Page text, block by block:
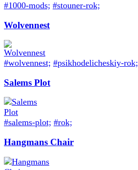
#1000-mods; #stouner-rok;
Wolvennest
#wolvennest; #psikhodelicheskiy-rok;
Salems Plot
#salems-plot; #rok;
Hangmans Chair